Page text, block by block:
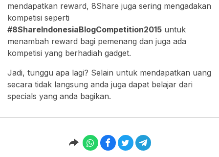
mendapatkan reward, 8Share juga sering mengadakan
kompetisi seperti
#8ShareIndonesiaBlogCompetition2015 untuk
menambah reward bagi pemenang dan juga ada
kompetisi yang berhadiah gadget.
Jadi, tunggu apa lagi? Selain untuk mendapatkan uang
secara tidak langsung anda juga dapat belajar dari
specials yang anda bagikan.